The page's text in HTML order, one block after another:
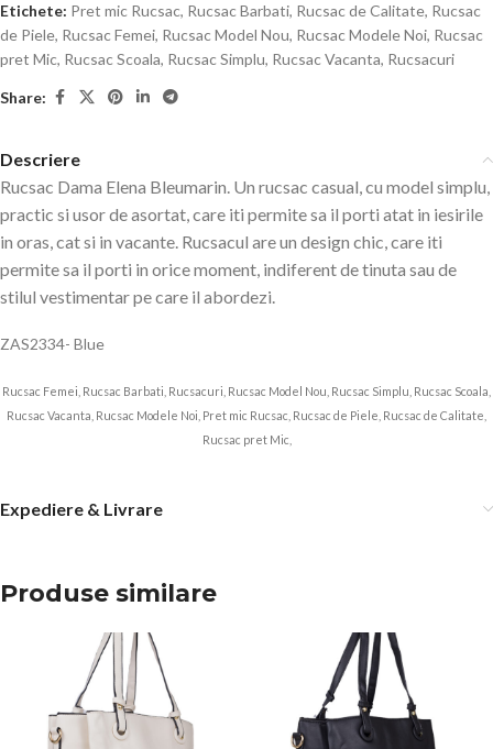
Etichete: Pret mic Rucsac, Rucsac Barbati, Rucsac de Calitate, Rucsac
de Piele, Rucsac Femei, Rucsac Model Nou, Rucsac Modele Noi, Rucsac
pret Mic, Rucsac Scoala, Rucsac Simplu, Rucsac Vacanta, Rucsacuri
Share:
Descriere
Rucsac Dama Elena Bleumarin. Un rucsac casual, cu model simplu,
practic si usor de asortat, care iti permite sa il porti atat in iesirile
in oras, cat si in vacante. Rucsacul are un design chic, care iti
permite sa il porti in orice moment, indiferent de tinuta sau de
stilul vestimentar pe care il abordezi.
ZAS2334- Blue
Rucsac Femei, Rucsac Barbati, Rucsacuri, Rucsac Model Nou, Rucsac Simplu, Rucsac Scoala,
Rucsac Vacanta, Rucsac Modele Noi, Pret mic Rucsac, Rucsac de Piele, Rucsac de Calitate,
Rucsac pret Mic,
Expediere & Livrare
Produse similare